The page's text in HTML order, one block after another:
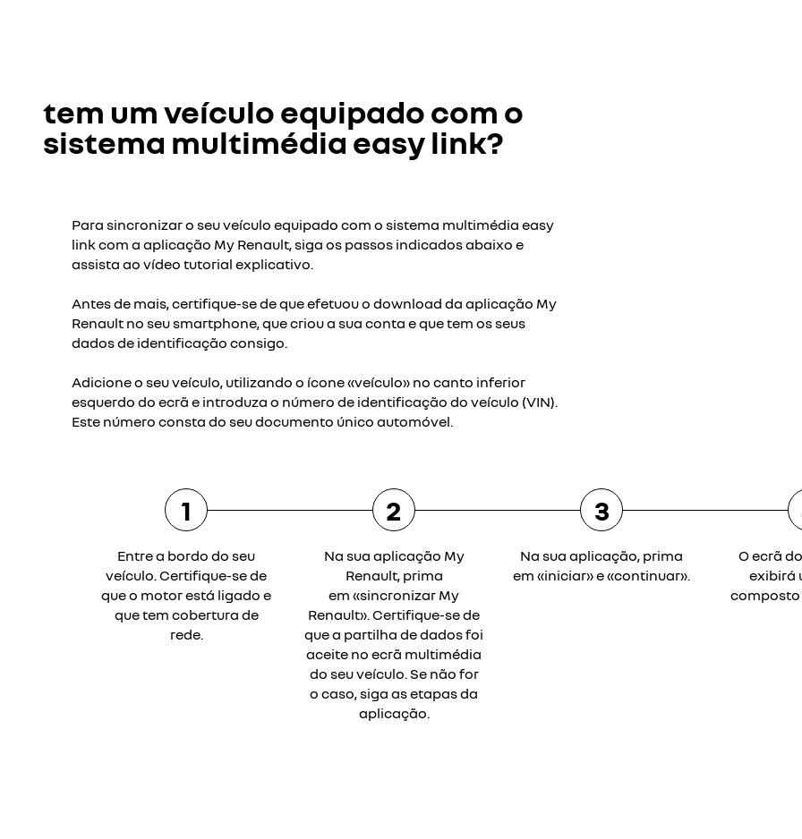
tem um veículo equipado com o
sistema multimédia easy link?
Para sincronizar o seu veículo equipado com o sistema multimédia easy
link com a aplicação My Renault, siga os passos indicados abaixo e
assista ao vídeo tutorial explicativo.
Antes de mais, certifique-se de que efetuou o download da aplicação My
Renault no seu smartphone, que criou a sua conta e que tem os seus
dados de identificação consigo.
Adicione o seu veículo, utilizando o ícone «veículo» no canto inferior
esquerdo do ecrã e introduza o número de identificação do veículo (VIN).
Este número consta do seu documento único automóvel.
1
Entre a bordo do seu
veículo. Certifique-se de
que o motor está ligado e
que tem cobertura de
rede.
2
Na sua aplicação My
Renault, prima
em «sincronizar My
Renault». Certifique-se de
que a partilha de dados foi
aceite no ecrã multimédia
do seu veículo. Se não for
o caso, siga as etapas da
aplicação.
3
Na sua aplicação, prima
em «iniciar» e «continuar».
O ecrã
exibirá
composto